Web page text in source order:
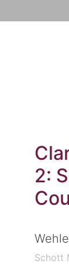
2:
Schott